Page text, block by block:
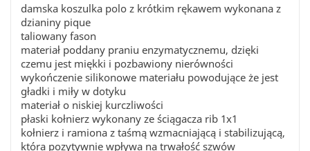
damska koszulka polo z krótkim rękawem wykonana z
dzianiny pique
taliowany fason
materiał poddany praniu enzymatycznemu, dzięki
czemu jest miękki i pozbawiony nierówności
wykończenie silikonowe materiału powodujące że jest
gładki i miły w dotyku
materiał o niskiej kurczliwości
płaski kołnierz wykonany ze ściągacza rib 1x1
kołnierz i ramiona z taśmą wzmacniającą i stabilizującą,
która pozytywnie wpływa na trwałość szwów